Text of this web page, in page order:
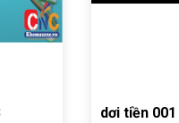
dơi tiền 001